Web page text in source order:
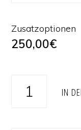
Zusatzoptionen
250,00€
Menge
IN